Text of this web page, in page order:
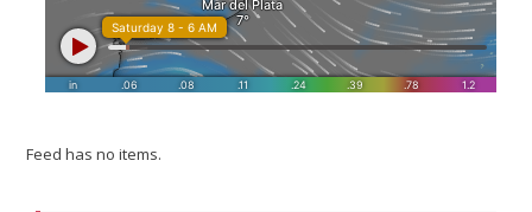
Feed has no items.